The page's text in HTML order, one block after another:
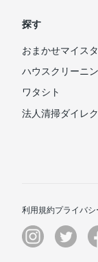
探す
おまかせマイス
ハウスクリーニ
ワタシト
法人清掃ダイレ
利用規約プライバ